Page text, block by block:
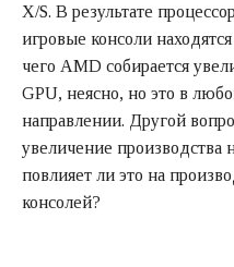
X/S. В результате
игровые консоли
чего AMD собирается
GPU, неясно, но это в
направлении. Другой
увеличение производства
повлияет ли это на
консолей?